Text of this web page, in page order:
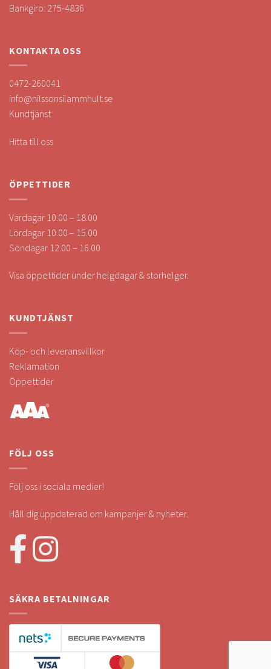
Bankgiro: 275-4836
KONTAKTA OSS
0472-260041
info@nilssonsilammhult.se
Kundtjänst
Hitta till oss
ÖPPETTIDER
Vardagar 10.00 – 18.00
Lördagar 10.00 – 15.00
Söndagar 12.00 – 16.00
Visa öppettider under helgdagar & storhelger.
KUNDTJÄNST
Köp- och leveransvillkor
Reklamation
Öppettider
FÖLJ OSS
Följ oss i sociala medier!
Håll dig uppdaterad om kampanjer & nyheter.
SÄKRA BETALNINGAR